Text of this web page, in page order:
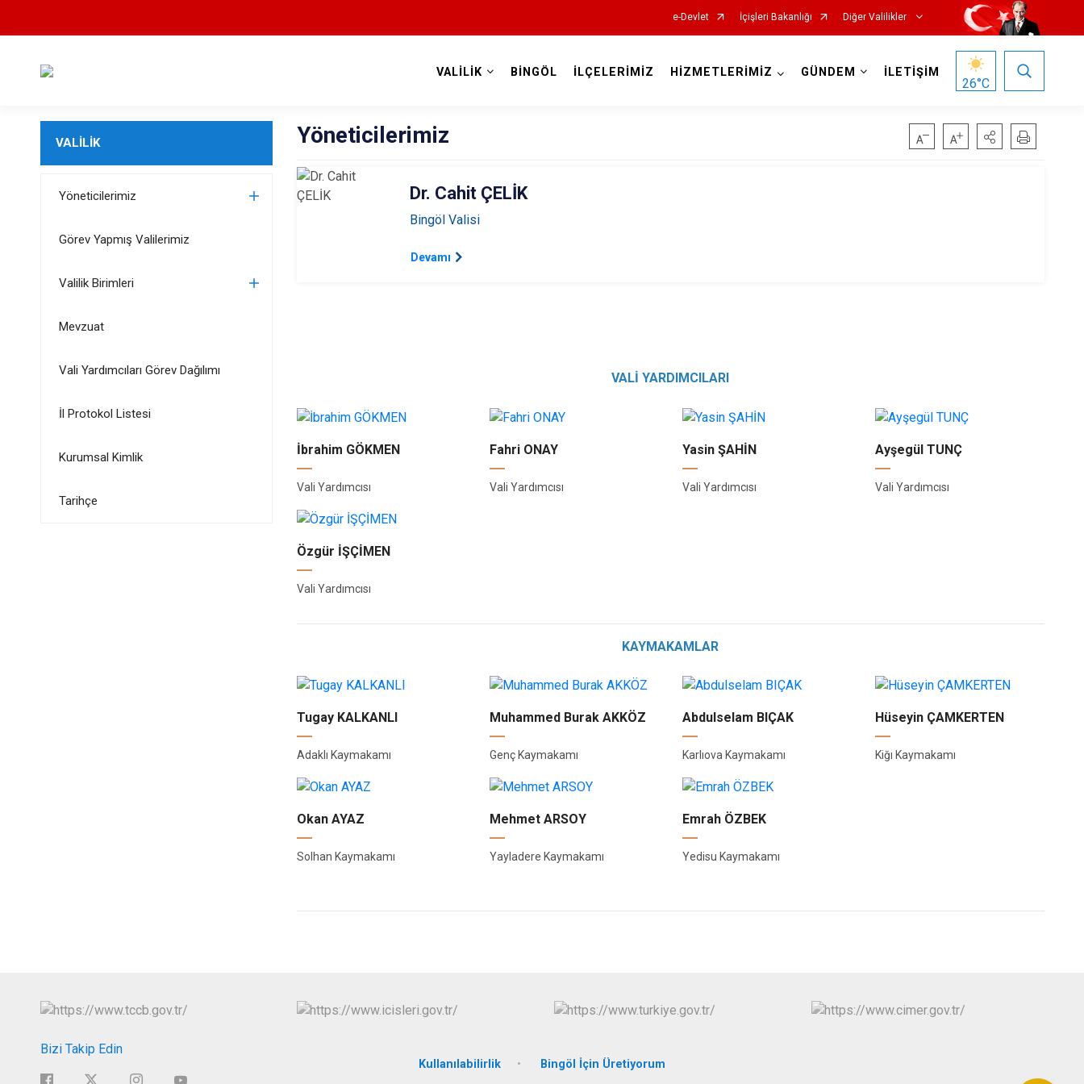
e-Devlet İçişleri Bakanlığı Diğer Valilikler
VALİLİK BİNGÖL İLÇELERİMİZ HİZMETLERİMİZ GÜNDEM İLETİŞİM
26°C
VALİLİK
Yöneticilerimiz
Görev Yapmış Valilerimiz
Valilik Birimleri
Mevzuat
Vali Yardımcıları Görev Dağılımı
İl Protokol Listesi
Kurumsal Kimlik
Tarihçe
Yöneticilerimiz
Dr. Cahit ÇELİK
Bingöl Valisi
Devamı
VALİ YARDIMCILARI
İbrahim GÖKMEN
Vali Yardımcısı
Fahri ONAY
Vali Yardımcısı
Yasin ŞAHİN
Vali Yardımcısı
Ayşegül TUNÇ
Vali Yardımcısı
Özgür İŞÇİMEN
Vali Yardımcısı
KAYMAKAMLAR
Tugay KALKANLI
Adaklı Kaymakamı
Muhammed Burak AKKÖZ
Genç Kaymakamı
Abdulselam BIÇAK
Karlıova Kaymakamı
Hüseyin ÇAMKERTEN
Kiğı Kaymakamı
Okan AYAZ
Solhan Kaymakamı
Mehmet ARSOY
Yayladere Kaymakamı
Emrah ÖZBEK
Yedisu Kaymakamı
Bizi Takip Edin
Kullanılabilirlik Bingöl İçin Üretiyorum